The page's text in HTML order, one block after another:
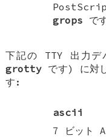
grops で
下記の TTY 出力デ
grotty です) に対
す:
ascii
7 ビット